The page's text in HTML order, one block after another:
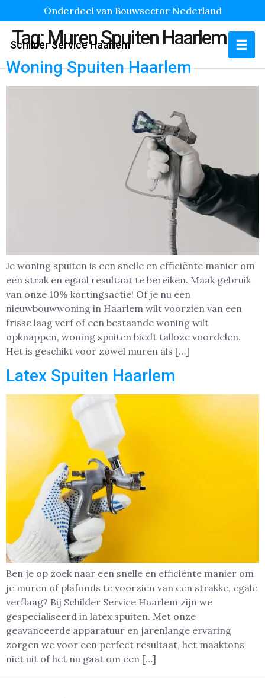
Onderdeel van Bouwsector Nederland
Schilder Service Haarlem
Tag:Muren Spuiten Haarlem
Woning Spuiten Haarlem
Je woning spuiten is een snelle en efficiënte manier om
een strak en egaal resultaat te bereiken. Maak gebruik
van onze 10% kortingsactie! Of je nu een
nieuwbouwwoning in Haarlem wilt voorzien van een
frisse laag verf of een bestaande woning wilt
opknappen, woning spuiten biedt talloze voordelen.
Het is geschikt voor zowel muren als […]
Latex Spuiten Haarlem
Ben je op zoek naar een snelle en efficiënte manier om
je muren of plafonds te voorzien van een strakke, egale
verflaag? Bij Schilder Service Haarlem zijn we
gespecialiseerd in latex spuiten. Met onze
geavanceerde apparatuur en jarenlange ervaring
zorgen we voor een perfect resultaat, het maaktons
niet uit of het nu gaat om een […]